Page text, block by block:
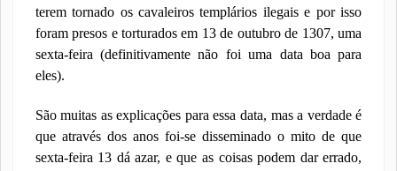
terem tornado os cavaleiros templários ilegais e por isso
foram presos e torturados em 13 de outubro de 1307, uma
sexta-feira (definitivamente não foi uma data boa para
eles).
São muitas as explicações para essa data, mas a verdade é
que através dos anos foi-se disseminado o mito de que
sexta-feira 13 dá azar, e que as coisas podem dar errado,